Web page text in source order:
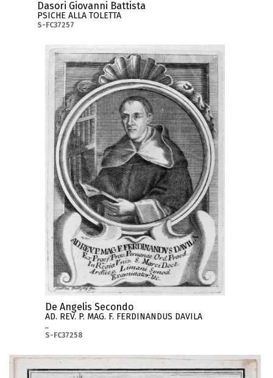
Dasori Giovanni Battista
PSICHE ALLA TOLETTA
S-FC37257
De Angelis Secondo
AD. REV. P. MAG. F. FERDINANDUS DAVILA
..
S-FC37258